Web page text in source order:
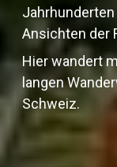
Ansichten der
Hier wandert
langen
Schweiz.